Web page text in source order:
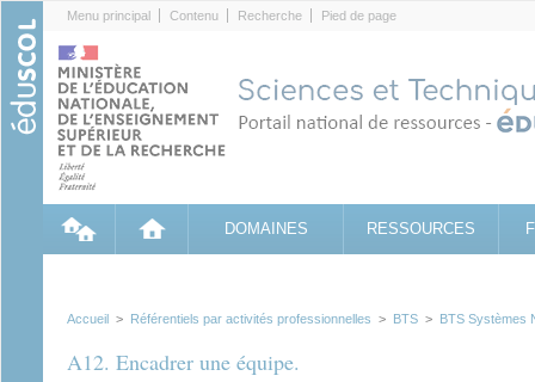
Menu principal Contenu Recherche Pied de page
DOMAINES RESSOURCES
Accueil > Référentiels par activités professionnelles > BTS > BTS Systèmes
A12. Encadrer une équipe.